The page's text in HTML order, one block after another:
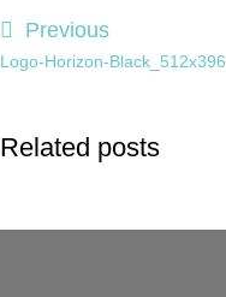
Previous
Logo-Horizon-Black_512x396
Related posts